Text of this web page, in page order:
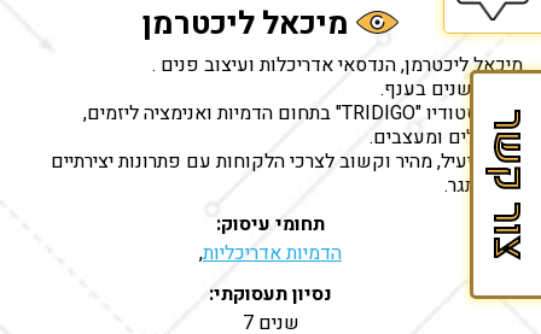
מיכאל ליכטרמן
מיכאל ליכטרמן, הנדסאי אדריכלות ועיצוב פנים .
מנהל סטודיו "TRIDIGO" בתחום הדמיות ואנימציה ליזמים,
אדריכלים ומעצבים.
שירות יעיל, מהיר וקשוב לצרכי הלקוחות עם פתרונות יצירתיים
לכל אתגר.
תחומי עיסוק:
הדמיות אדריכליות,
נסיון תעסוקתי:
7 שנים
בית
הספר
לזכיינות
של
Fran&Mark
צור קשר